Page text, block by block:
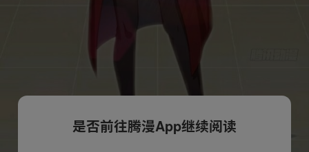
是否前往腾漫App继续阅读